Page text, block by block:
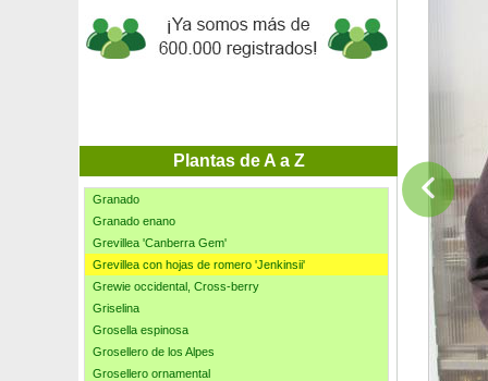
Plantas de A a Z
Glicinia azul
Glicinia blanca
Gomero de agua, Kanooka
Granada con flores bicolores 'Mme Legrelle'
Granado
Granado enano
Grevillea 'Canberra Gem'
Grevillea con hojas de romero 'Jenkinsii'
Grewie occidental, Cross-berry
Griselina
Grosella espinosa
Grosellero de los Alpes
Grosellero ornamental